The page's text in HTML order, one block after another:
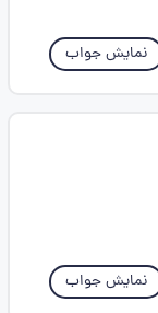
نمایش جواب
نمایش جواب